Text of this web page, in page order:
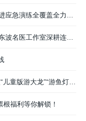
【更好统筹发展和安全】连城县扎实推进应急演练全覆盖全力筑牢安全防线
无影灯下守初心，常态帮扶暖民心｜许东波名医工作室深耕连城，周末坚守护佑安康
全网征集连城县2026年暑期非遗奇妙夜“儿童版游大龙”“游鱼灯”参与体验志愿者
福利等你解锁！